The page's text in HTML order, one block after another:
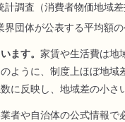
調査（消費者物価地域
団体が公表する平均額
ます。 家賃や生活費は地
ように、制度上ほぼ地
に反映し、地域差の小さ
者や自治体の公式情報